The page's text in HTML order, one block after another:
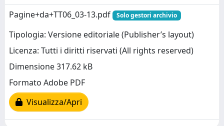
Pagine+da+TT06_03-13.pdf
Solo gestori archivio
Tipologia: Versione editoriale (Publisher’s layout)
Licenza: Tutti i diritti riservati (All rights reserved)
Dimensione 317.62 kB
Formato Adobe PDF
Visualizza/Apri